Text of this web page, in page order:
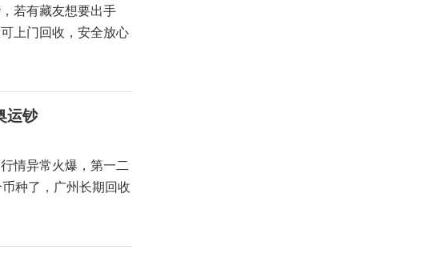
若有藏友想要出手
上门回收，安全放心
运钞
情异常火爆，第一二
种了，广州长期回收